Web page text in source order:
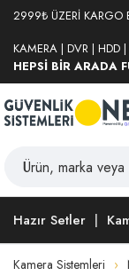
2999₺ ÜZERİ KARGO
KAMERA | DVR | HDD
HEPSİ BİR ARADA
Hazır Setler
Kamera Sistemleri